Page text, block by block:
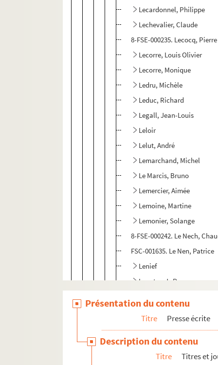
Lecardonnel, Philippe
Lechevalier, Claude
8-FSE-000235. Lecocq, Pierre
Lecorre, Louis Olivier
Lecorre, Monique
Ledru, Michèle
Leduc, Richard
Legall, Jean-Louis
Leloir
Lelut, André
Lemarchand, Michel
Le Marcis, Bruno
Lemercier, Aimée
Lemoine, Martine
Lemonier, Solange
8-FSE-000242. Le Nech,
FSC-001635. Le Nen, Patrice
Lenief
Lenotre, J.-P.
Lepigeon, Jean-Louis
Lepoix, Marc et Claude
Présentation du contenu
Titre Presse écrite
Description du contenu
Titre Titres et